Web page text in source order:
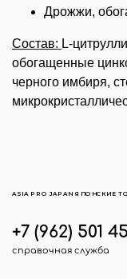
Дрожжи,
Состав: L-
обогащенные
черного имбиря,
+7 (962) 501
справочная служба
ASIA PRO JAPAN ЯПОНСКИЕ